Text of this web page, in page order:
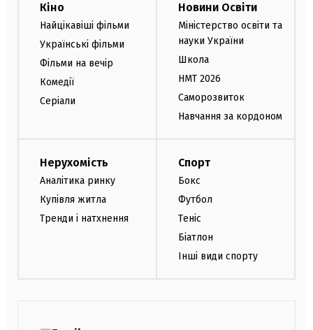
Кіно
Найцікавіші фільми
Українські фільми
Фільми на вечір
Комедії
Серіали
Новини Освіти
Міністерство освіти та
науки України
Школа
НМТ 2026
Саморозвиток
Навчання за кордоном
Нерухомість
Аналітика ринку
Купівля житла
Тренди і натхнення
Спорт
Бокс
Футбол
Теніс
Біатлон
Інші види спорту